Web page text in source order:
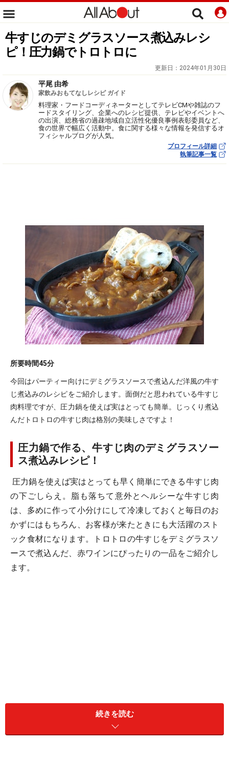
牛すじのデミグラスソース煮込みレシ
ピ！圧力鍋でトロトロに
更新日： 2024年01月30日
平尾 由希
家飲みおもてなしレシピ ガイド
料理家・フードコーディネーターとしてテレビCMや雑誌のフ
ードスタイリング、企業へのレシピ提供、テレビやイベントへ
の出演、総務省の過疎地域自立活性化優良事例表彰委員など、
食の世界で幅広く活動中。食に関する様々な情報を発信するオ
フィシャルブログが人気。
プロフィール詳細
執筆記事一覧
所要時間45分
今回はパーティー向けにデミグラスソースで煮込んだ洋風の牛す
じ煮込みのレシピをご紹介します。面倒だと思われている牛すじ
肉料理ですが、圧力鍋を使えば実はとっても簡単。じっくり煮込
んだトロトロの牛すじ肉は格別の美味しさですよ！
圧力鍋で作る、牛すじ肉のデミグラスソー
ス煮込みレシピ！
圧力鍋を使えば実はとっても早く簡単にできる牛すじ肉
の下ごしらえ。脂も落ちて意外とヘルシーな牛すじ肉
は、多めに作って小分けにして冷凍しておくと毎日のお
かずにはもちろん、お客様が来たときにも大活躍のスト
ック食材になります。トロトロの牛すじをデミグラスソ
ースで煮込んだ、赤ワインにぴったりの一品をご紹介し
ます。
続きを読む